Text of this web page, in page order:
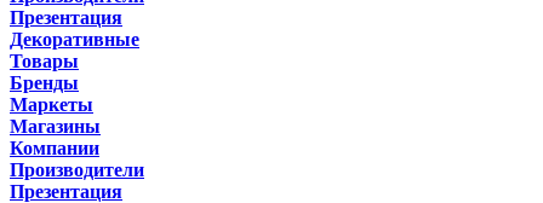
Презентация
Декоративные
Товары
Бренды
Маркеты
Магазины
Компании
Производители
Презентация